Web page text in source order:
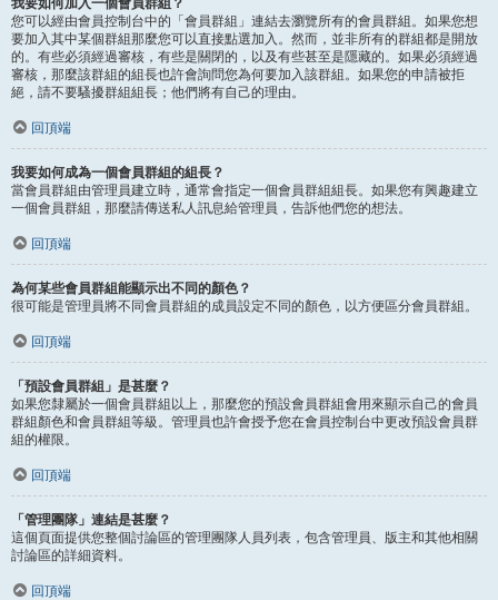
我要如何加入一個會員群組？
您可以經由會員控制台中的「會員群組」連結去瀏覽所有的會員群組。如果您想
要加入其中某個群組那麼您可以直接點選加入。然而，並非所有的群組都是開放
的。有些必須經過審核，有些是關閉的，以及有些甚至是隱藏的。如果必須經過
審核，那麼該群組的組長也許會詢問您為何要加入該群組。如果您的申請被拒
絕，請不要騷擾群組組長；他們將有自己的理由。
回頂端
我要如何成為一個會員群組的組長？
當會員群組由管理員建立時，通常會指定一個會員群組組長。如果您有興趣建立
一個會員群組，那麼請傳送私人訊息給管理員，告訴他們您的想法。
回頂端
為何某些會員群組能顯示出不同的顏色？
很可能是管理員將不同會員群組的成員設定不同的顏色，以方便區分會員群組。
回頂端
「預設會員群組」是甚麼？
如果您隸屬於一個會員群組以上，那麼您的預設會員群組會用來顯示自己的會員
群組顏色和會員群組等級。管理員也許會授予您在會員控制台中更改預設會員群
組的權限。
回頂端
「管理團隊」連結是甚麼？
這個頁面提供您整個討論區的管理團隊人員列表，包含管理員、版主和其他相關
討論區的詳細資料。
回頂端